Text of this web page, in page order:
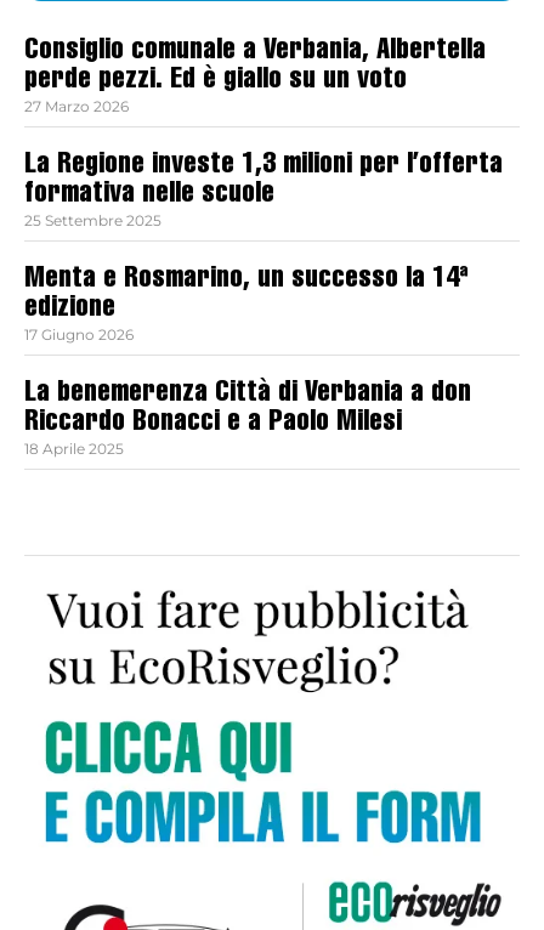
Consiglio comunale a Verbania, Albertella
perde pezzi. Ed è giallo su un voto
27 Marzo 2026
La Regione investe 1,3 milioni per l’offerta
formativa nelle scuole
25 Settembre 2025
Menta e Rosmarino, un successo la 14ª
edizione
17 Giugno 2026
La benemerenza Città di Verbania a don
Riccardo Bonacci e a Paolo Milesi
18 Aprile 2025